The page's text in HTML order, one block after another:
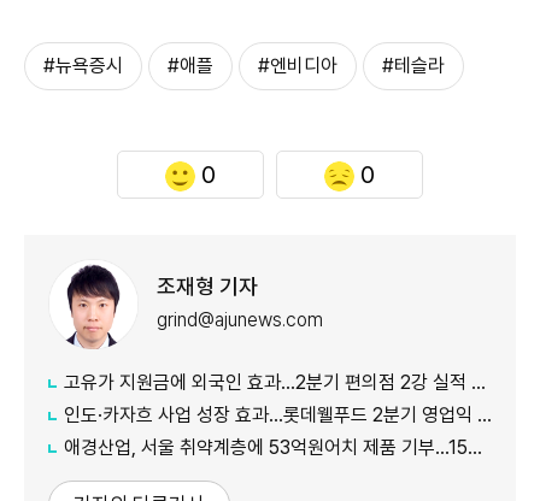
#뉴욕증시 #애플 #엔비디아 #테슬라
0 0
조재형 기자
grind@ajunews.com
고유가 지원금에 외국인 효과…2분기 편의점 2강 실적 날았다
인도·카자흐 사업 성장 효과…롯데웰푸드 2분기 영업익 89%↑
애경산업, 서울 취약계층에 53억원어치 제품 기부…15년째 나눔